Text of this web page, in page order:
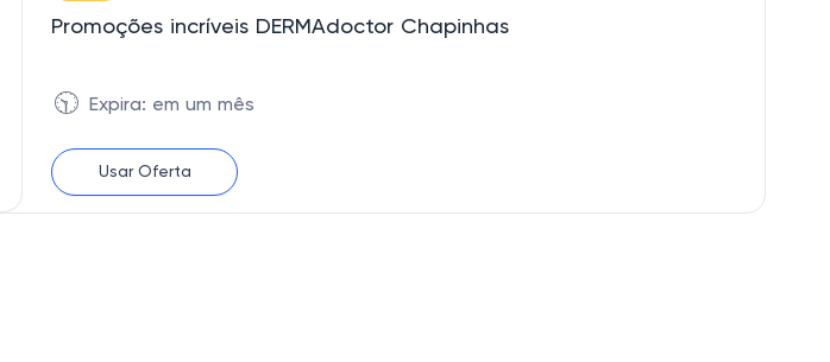
Promoções incríveis DERMAdoctor Chapinhas
🕥 Expira: em um mês
Usar Oferta